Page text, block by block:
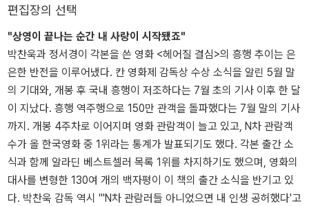
편집장의 선택
"상영이 끝나는 순간 내 사랑이 시작됐죠"
박찬욱과 정서경이 각본을 쓴 영화 <헤어질 결심>의 흥행 추이는 은
은한 반전을 이루어냈다. 칸 영화제 감독상 수상 소식을 알린 5월 말
의 기대와, 개봉 후 국내 흥행이 저조하다는 7월 초의 기사 이후 한 달
이 지났다. 흥행 역주행으로 150만 관객을 돌파했다는 7월 말의 기사
까지. 개봉 4주차로 이어지며 영화 관람객이 늘고 있고, N차 관람객
수가 올 한국영화 중 1위라는 통계가 발표되기도 했다. 각본 출간 소
식과 함께 알라딘 베스트셀러 목록 1위를 차지하기도 했으며, 영화의
대사를 변형한 130여 개의 백자평이 이 책의 출간 소식을 반기고 있
다. 박찬욱 감독 역시 "'N차 관람러들 아니었으면 내 인생 공허했다'고